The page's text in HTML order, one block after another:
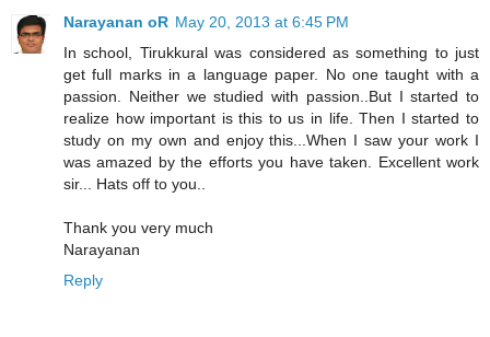
Narayanan oR May 20, 2013 at 6:45 PM
In school, Tirukkural was considered as something to just
get full marks in a language paper. No one taught with a
passion. Neither we studied with passion..But I started to
realize how important is this to us in life. Then I started to
study on my own and enjoy this...When I saw your work I
was amazed by the efforts you have taken. Excellent work
sir... Hats off to you..
Thank you very much
Narayanan
Reply